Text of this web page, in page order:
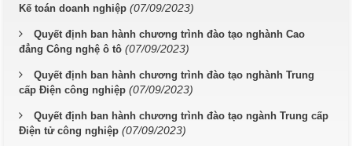
Kế toán doanh nghiệp (07/09/2023)
Quyết định ban hành chương trình đào tạo nghành Cao
đẳng Công nghệ ô tô (07/09/2023)
Quyết định ban hành chương trình đào tạo nghành Trung
cấp Điện công nghiệp (07/09/2023)
Quyết định ban hành chương trình đào tạo ngành Trung cấp
Điện tử công nghiệp (07/09/2023)